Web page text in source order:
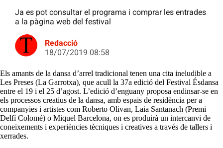
Ja es pot consultar el programa i comprar les entrades
a la pàgina web del festival
Redacció
18/07/2019 08:58
Els amants de la dansa d’arrel tradicional tenen una cita ineludible a
Les Preses (La Garrotxa), que acull la 37a edició del Festival Ésdansa
entre el 19 i el 25 d’agost. L’edició d’enguany proposa endinsar-se en
els processos creatius de la dansa, amb espais de residència per a
companyies i artistes com Roberto Olivan, Laia Santanach (Premi
Delfí Colomé) o Miquel Barcelona, on es produirà un intercanvi de
coneixements i experiències tècniques i creatives a través de tallers i
xerrades.